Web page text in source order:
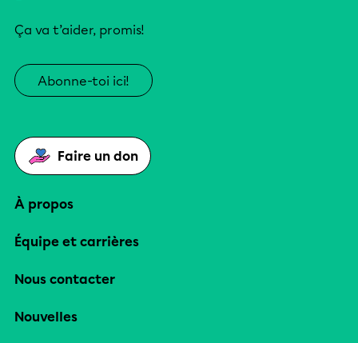
Ça va t’aider, promis!
Abonne-toi ici!
Faire un don
À propos
Équipe et carrières
Nous contacter
Nouvelles